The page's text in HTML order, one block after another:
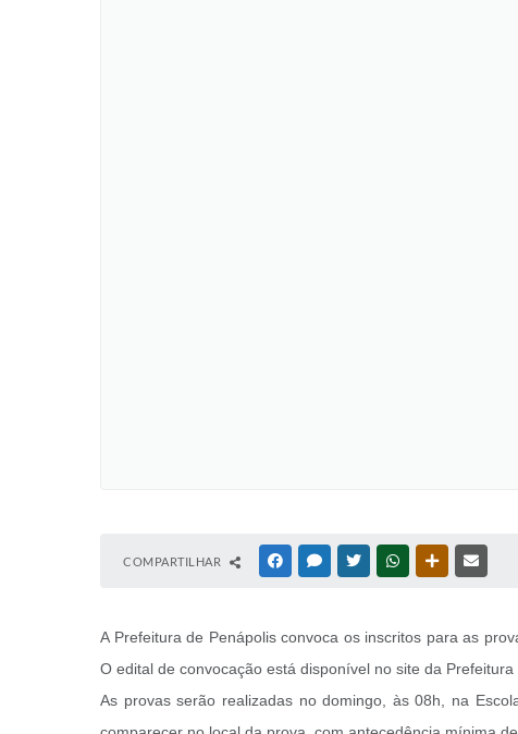
COMPARTILHAR FACEBOOKMESSENGER
TWITTERWHATSAPPOUTRAS
A Prefeitura de Penápolis convoca os inscritos para as
O edital de convocação está disponível no site da Prefeitura
As provas serão realizadas no domingo, às 08h, na